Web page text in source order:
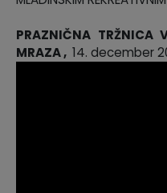
PRAZNIČNA TRŽNICA
MRAZA , 14. december
Naselja v občini
GLASNIK Občine Divača